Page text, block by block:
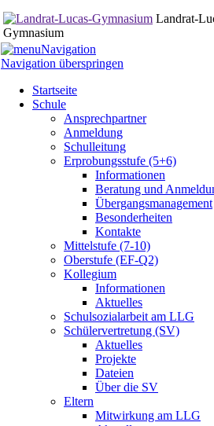
Landrat-
Gymnasium
Navigation
Navigation überspringen
Startseite
Schule
Ansprechpartner
Anmeldung
Schulleitung
Erprobungsstufe (5+6)
Informationen
Beratung und
Übergangsmanagement
Besonderheiten
Kontakte
Mittelstufe (7-10)
Oberstufe (EF-Q2)
Kollegium
Informationen
Aktuelles
Schulsozialarbeit am LLG
Schülervertretung (SV)
Aktuelles
Projekte
Dateien
Über die SV
Eltern
Mitwirkung am LLG